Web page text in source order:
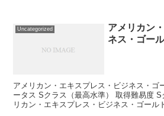
Uncategorized
アメリカン
ネス・ゴー
アメリカン・エキスプレス・ビジネス・ゴ
ータス Sクラス（最高水準） 取得難易度
リカン・エキスプレス・ビジネス・ゴール